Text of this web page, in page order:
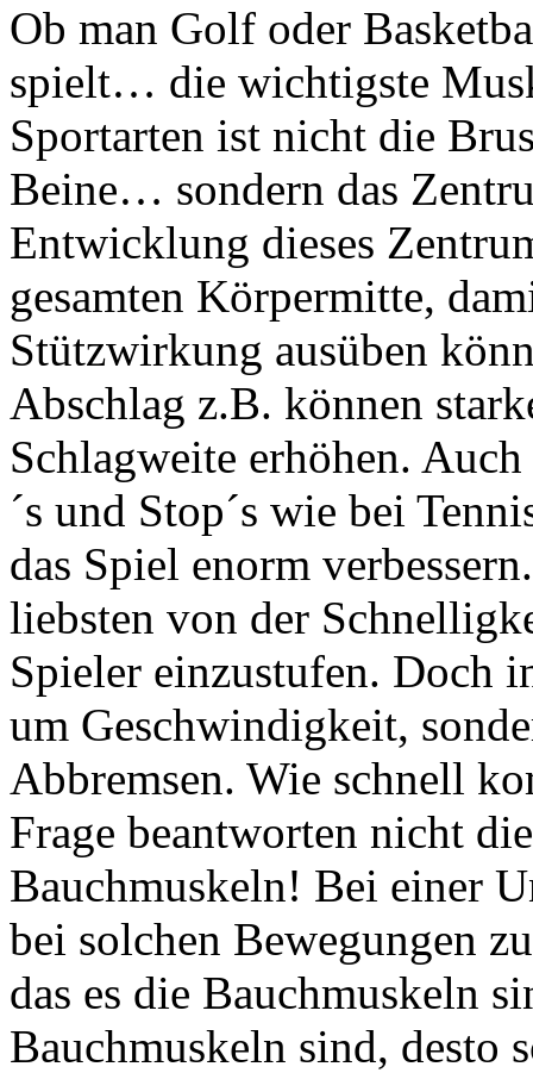
Ob man Golf oder
spielt… die wichtigste
Sportarten ist nicht die
Beine… sondern das
Entwicklung dieses
gesamten Körpermitte,
Stützwirkung ausüben
Abschlag z.B. können
Schlagweite erhöhen.
´s und Stop´s wie bei
das Spiel enorm
liebsten von der
Spieler einzustufen. Doch
um Geschwindigkeit,
Abbremsen. Wie schnell
Frage beantworten nicht
Bauchmuskeln! Bei einer
bei solchen Bewegungen
das es die Bauchmuskeln
Bauchmuskeln sind, desto